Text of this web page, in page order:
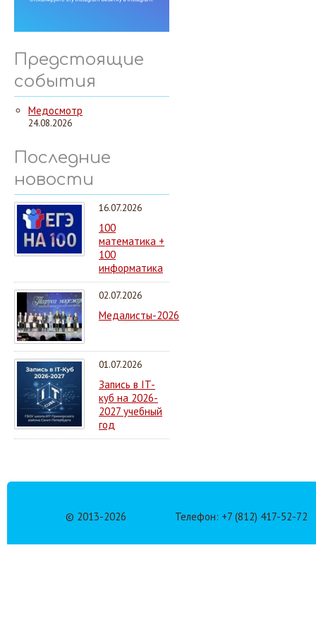
Предстоящие
события
Медосмотр
24.08.2026
Последние
новости
16.07.2026
100
математика +
100
информатика
02.07.2026
Медалисты-2026
01.07.2026
Запись в IT-
куб на 2026-
2027 учебный
год
© 2013-2026 Телефон: +7 (812) 417-52-72